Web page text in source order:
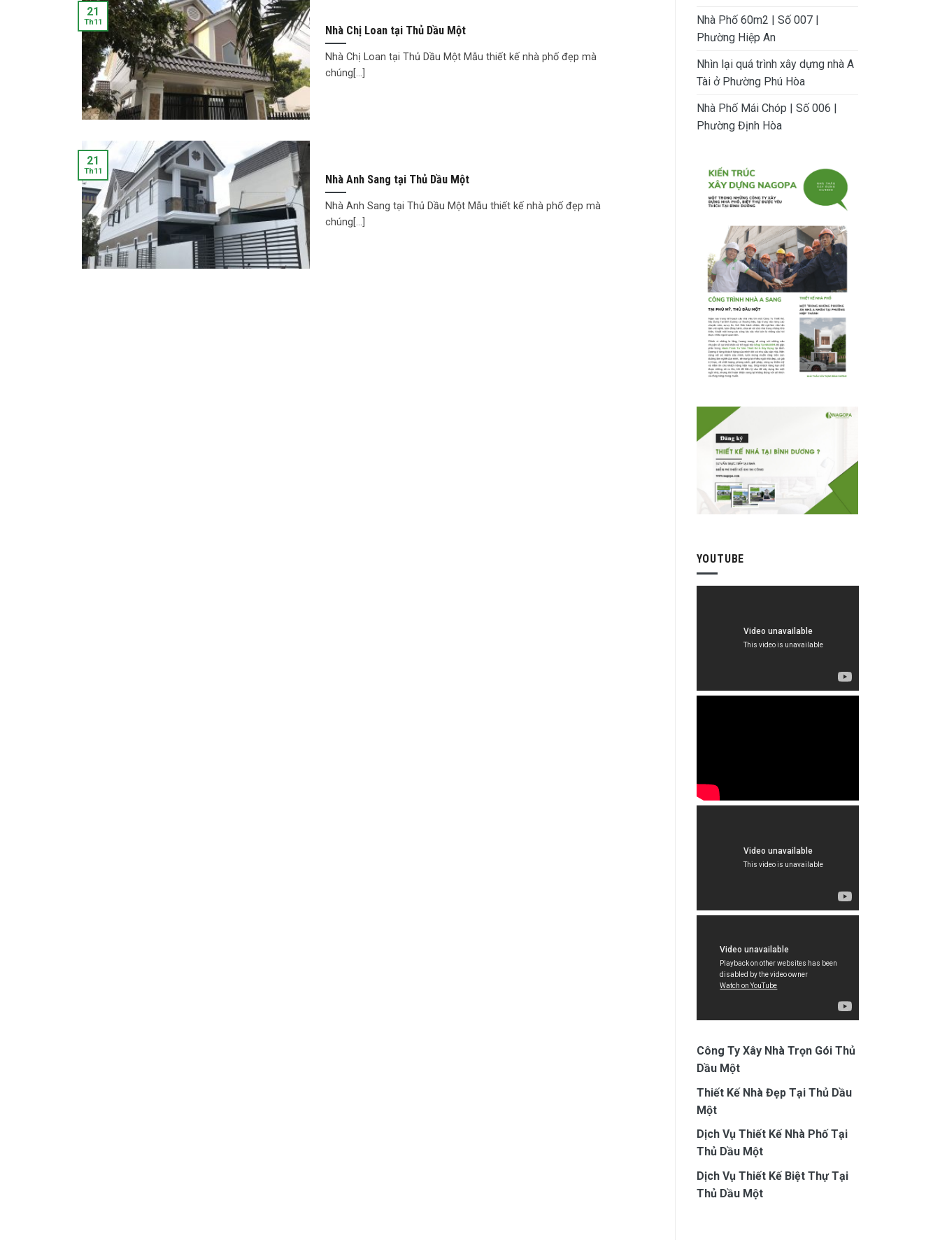
Nhà Chị Loan tại Thủ Dầu Một
Nhà Chị Loan tại Thủ Dầu Một Mẫu thiết kế nhà phố đẹp mà
chúng[...]
21
Th11
Nhà Anh Sang tại Thủ Dầu Một
Nhà Anh Sang tại Thủ Dầu Một Mẫu thiết kế nhà phố đẹp mà
chúng[...]
21
Th11
Nhà Phố 60m2 | Số 007 |
Phường Hiệp An
Nhìn lại quá trình xây dựng nhà A
Tài ở Phường Phú Hòa
Nhà Phố Mái Chóp | Số 006 |
Phường Định Hòa
YOUTUBE
Công Ty Xây Nhà Trọn Gói Thủ
Dầu Một
Thiết Kế Nhà Đẹp Tại Thủ Dầu
Một
Dịch Vụ Thiết Kế Nhà Phố Tại
Thủ Dầu Một
Dịch Vụ Thiết Kế Biệt Thự Tại
Thủ Dầu Một